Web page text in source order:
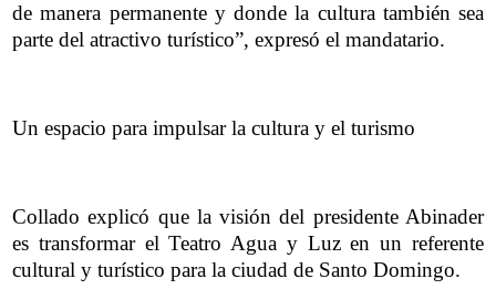
de manera permanente y donde la cultura también sea
parte del atractivo turístico”, expresó el mandatario.
Un espacio para impulsar la cultura y el turismo
Collado explicó que la visión del presidente Abinader
es transformar el Teatro Agua y Luz en un referente
cultural y turístico para la ciudad de Santo Domingo.